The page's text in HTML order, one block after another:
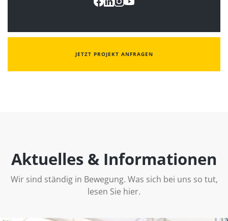
JETZT PROJEKT ANFRAGEN
Aktuelles & Informationen
Wir sind ständig in Bewegung. Was sich bei uns so tut,
lesen Sie hier.